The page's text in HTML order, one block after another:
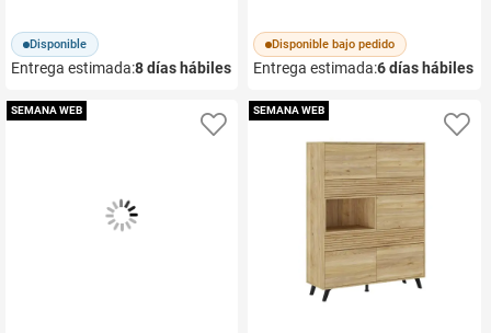
Disponible
Entrega estimada:8días hábiles
Disponible bajo pedido
Entrega estimada:6días hábiles
SEMANA WEB
Añadir a favoritos
SEMANA WEB